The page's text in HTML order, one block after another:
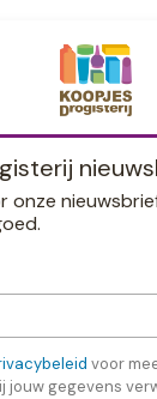
onze
voor
jouw gegevens